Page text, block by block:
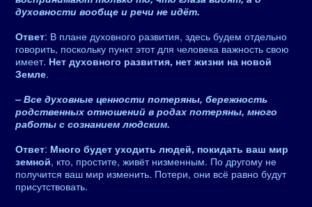
духовности вообще и речи не идёт.
Ответ: В плане духовного развития, здесь будем отдельно
говорить, поскольку пункт этот для человека важность свою
имеет. Нет духовного развития, нет жизни на новой
Земле.
– Все духовные ценности потеряны, бережность
родственных отношений в родах потеряны, много
работы с сознанием людским.
Ответ: Много будет уходить людей, покидать ваш мир
земной, кто, простите, живёт низменным. По другому не
получится ваш мир изменить. Потери, они всё равно будут
присутствовать.